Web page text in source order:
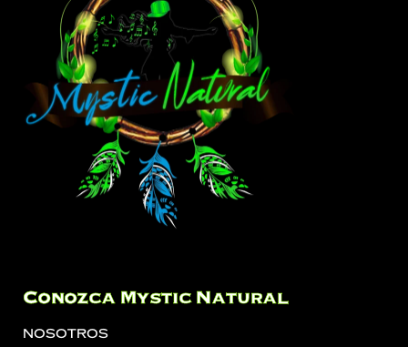
Conozca Mystic Natural
Nosotros